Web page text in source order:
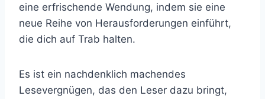
eine erfrischende Wendung, indem sie eine
neue Reihe von Herausforderungen einführt,
die dich auf Trab halten.
Es ist ein nachdenklich machendes
Lesevergnügen, das den Leser dazu bringt,